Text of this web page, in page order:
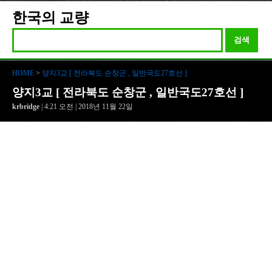
한국의 교량
검색
HOME > 양지3교 [ 전라북도 순창군 , 일반국도27호선 ]
양지3교 [ 전라북도 순창군 , 일반국도27호선 ]
krbridge | 4:21 오전 | 2018년 11월 22일